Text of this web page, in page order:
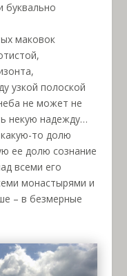
буквально
маковок
узкой полоской
не может не
некую надежду…
то долю
ее долю сознание
всеми его
монастырями и
– в безмерные